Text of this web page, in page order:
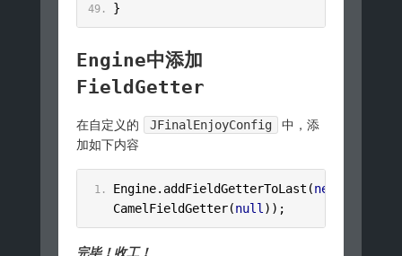
}
Engine中添加
FieldGetter
在自定义的 JFinalEnjoyConfig
中，添
加如下内容
Engine. addFieldGetterToLast (new
CamelFieldGetter(null ));
完毕！收工！